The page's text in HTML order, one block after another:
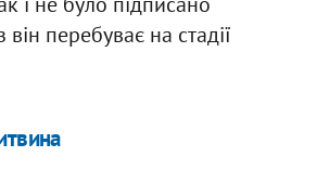
він перебуває на стадії